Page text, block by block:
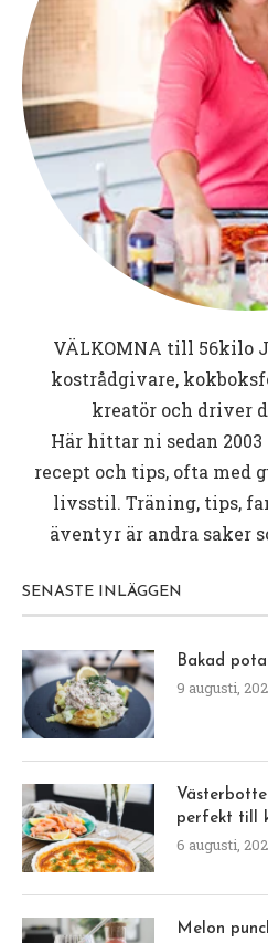
VÄLKOMNA till 56kilo
kostrådgivare,
kreatör och driver
Här hittar ni sedan
recept och tips, ofta med
livsstil. Träning, tips,
äventyr är andra saker
SENASTE INLÄGGEN
Bakad
9 augusti,
perfekt till
6 augusti,
Melon